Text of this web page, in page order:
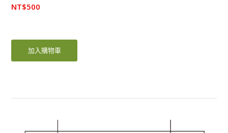
NT$500
加入購物車